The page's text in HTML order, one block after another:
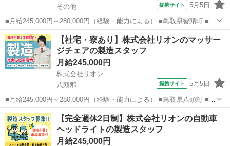
その他
提携サイト 5月5日
■月給245,000円～280,000円（経験・能力による） ■鳥取県智頭町 ■正
社員、職業紹介 ■入社日応相談、即日勤務OK、履歴書不要、Web面接
OK、友達と応募OK、職場見学OKまたは説明会あり、未経験歓迎、経
験者・有...
鳥取 その他 加工
【社宅・寮あり】株式会社リオンのマッサー
ジチェアの製造スタッフ
月給245,000円
株式会社リオン
八頭郡
提携サイト 5月5日
■月給245,000円～280,000円（経験・能力による） ■鳥取県八頭町 ■正
社員、職業紹介 ■入社日応相談、即日勤務OK、履歴書不要、Web面接
OK、友達と応募OK、職場見学OKまたは説明会あり、未経験歓迎、経
験者・有...
鳥取 八頭郡 加工
【完全週休2日制】株式会社リオンの自動車
ヘッドライトの製造スタッフ
月給245,000円